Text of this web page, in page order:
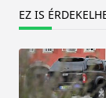
EZ IS